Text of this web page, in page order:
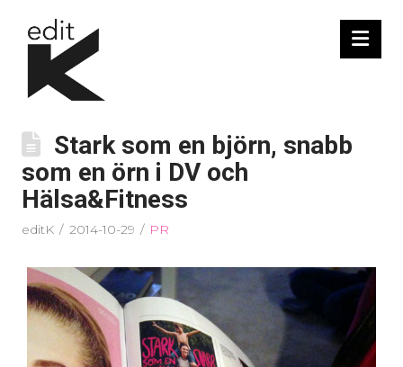
Stark som en björn, snabb
som en örn i DV och
Hälsa&Fitness
editK 2014-10-29 PR